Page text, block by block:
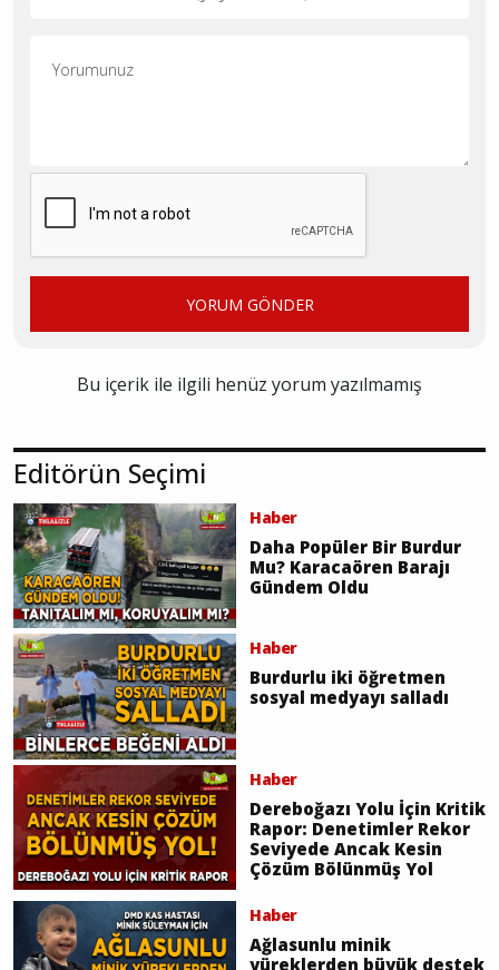
YORUM GÖNDER
Bu içerik ile ilgili henüz yorum yazılmamış
Editörün Seçimi
Haber
Daha Popüler Bir Burdur
Mu? Karacaören Barajı
Gündem Oldu
Haber
Burdurlu iki öğretmen
sosyal medyayı salladı
Haber
Dereboğazı Yolu İçin Kritik
Rapor: Denetimler Rekor
Seviyede Ancak Kesin
Çözüm Bölünmüş Yol
Haber
Ağlasunlu minik
yüreklerden büyük destek